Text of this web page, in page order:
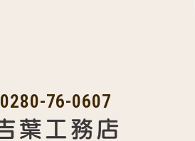
0280-76-0607